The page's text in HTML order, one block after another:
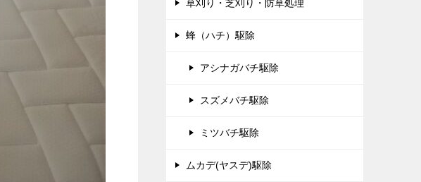
草刈り・芝刈り・防草処理
蜂（ハチ）駆除
アシナガバチ駆除
スズメバチ駆除
ミツバチ駆除
ムカデ(ヤスデ)駆除